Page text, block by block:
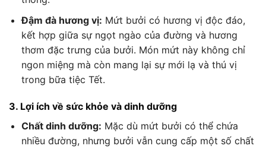
Đậm đà hương vị: Mứt bưởi có hương vị độc đáo,
kết hợp giữa sự ngọt ngào của đường và hương
thơm đặc trưng của bưởi. Món mứt này không chỉ
ngon miệng mà còn mang lại sự mới lạ và thú vị
trong bữa tiệc Tết.
3. Lợi ích về sức khỏe và dinh dưỡng
Chất dinh dưỡng: Mặc dù mứt bưởi có thể chứa
nhiều đường, nhưng bưởi vẫn cung cấp một số chất